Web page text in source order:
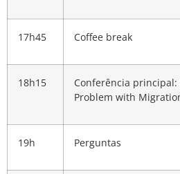
17h45 Coffee break
18h15
Conferência
Problem with
19h Perguntas